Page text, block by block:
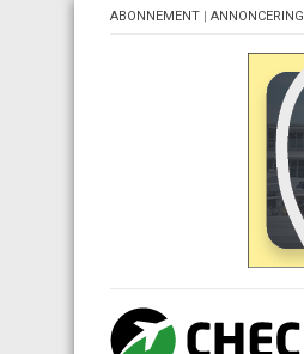
ABONNEMENT | ANNONCERING